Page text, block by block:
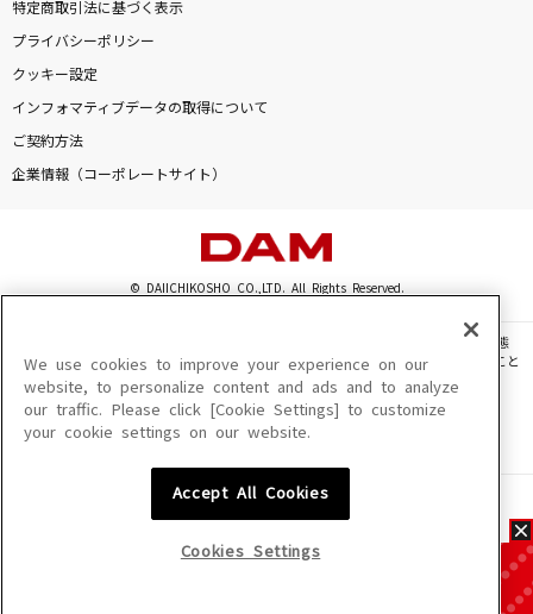
特定商取引法に基づく表示
プライバシーポリシー
クッキー設定
インフォマティブデータの取得について
ご契約方法
企業情報（コーポレートサイト）
© DAIICHIKOSHO CO.,LTD. All Rights Reserved.
このサイトに掲載されている一切の文章・画像・写真・動画・音声等を、手段や形態
を問わず、著作権法の定める範囲を超えて無断で複製、転載、ファイル化などすること
を禁じます。
楽曲及びコンテンツは、機種によりご利用いただけない場合があります。
楽曲及びコンテンツの配信日、配信内容が変更になる場合があります。
We use cookies to improve your experience on our
website, to personalize content and ads and to analyze
our traffic. Please click [Cookie Settings] to customize
your cookie settings on our website.
Accept All Cookies
Cookies Settings